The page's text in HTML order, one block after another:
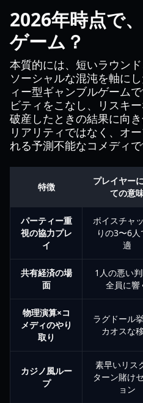
2026年時点で
ゲーム？
本質的には、短いラウン
ソーシャルな混沌を軸に
ィー型ギャンブルゲーム
ビティをこなし、リスキ
破産したときの結果に向
リアリティではなく、オ
れる予測不能なコメディで
特徴
プレイヤー
ての意
パーティー重
視の協力プレ
イ
ボイスチャ
りの3〜6人
適
共有経済の場
面
1人の悪い
全員に響
物理演算×コ
メディのやり
取り
ラグドール
カオスな
カジノ風ルー
プ
素早いリス
ターン賭け
ョン